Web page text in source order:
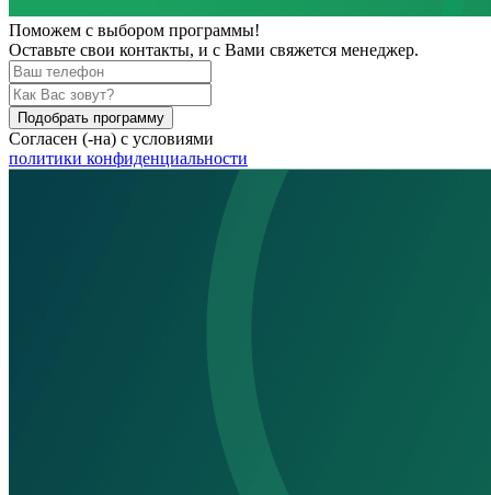
Поможем с выбором программы!
Оставьте свои контакты, и с Вами свяжется менеджер.
Подобрать программу
Согласен (-на) с условиями
политики конфиденциальности